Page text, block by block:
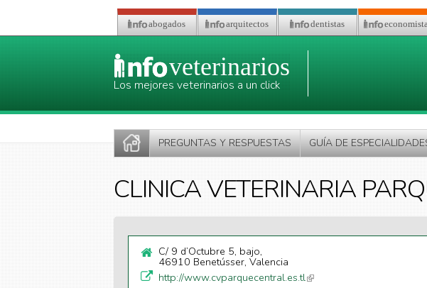
abogados arquitectos dentistas
veterinarios
Los mejores veterinarios a un click
PREGUNTAS Y RESPUESTAS GUÍA DE
CLINICA VETERINARIA
C/ 9 d’Octubre 5, bajo,
46910 Benetússer, Valencia
http://www.cvparquecentral.es.tl(link is